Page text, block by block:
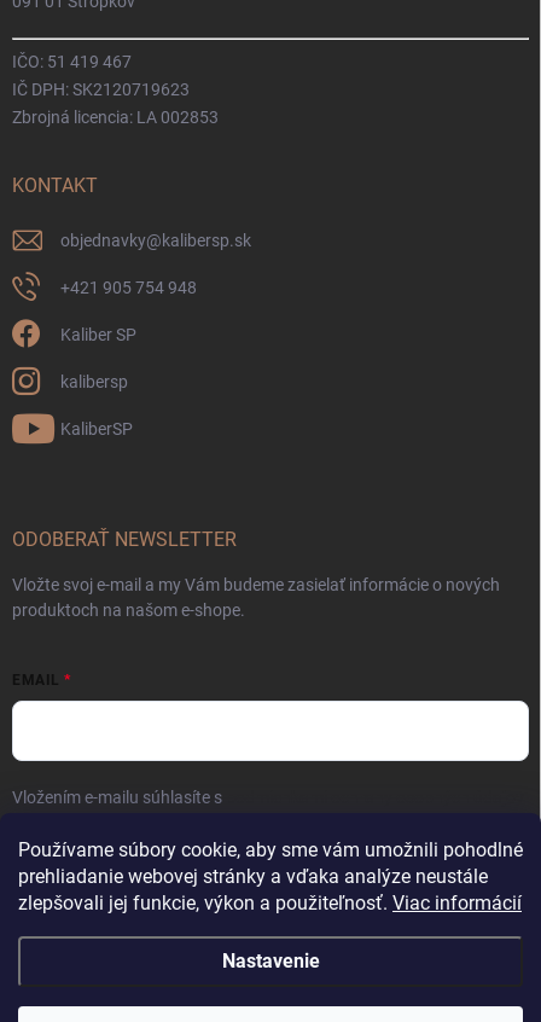
Používame súbory cookie, aby sme vám umožnili pohodlné
prehliadanie webovej stránky a vďaka analýze neustále
zlepšovali jej funkcie, výkon a použiteľnosť. Viac informácií
Nastavenie
IČO: 51 419 467
IČ DPH: SK2120719623
Zbrojná licencia: LA 002853
KONTAKT
objednavky@kalibersp.sk
+421 905 754 948
Kaliber SP
kalibersp
KaliberSP
ODOBERAŤ NEWSLETTER
Vložte svoj e-mail a my Vám budeme zasielať informácie o nových
produktoch na našom e-shope.
EMAIL
Vložením e-mailu súhlasíte s
Prihlásiť sa